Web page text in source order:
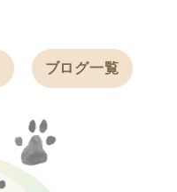
ブログ一覧
天白動物病院
BLOG
天白動物病院
NEWS